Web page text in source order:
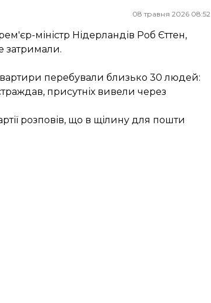
08 травня 2026 08:52
міністр Нідерландів Роб Єттен,
затримали.
перебували близько 30 людей:
присутніх вивели через
розповів, що в щілину для пошти